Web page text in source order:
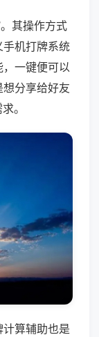
其操作方式
机打牌系统
一键便可以
分享给好友
。
算辅助也是